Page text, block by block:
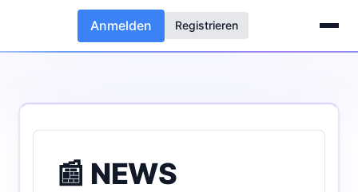
Anmelden Registrieren
📰 NEWS